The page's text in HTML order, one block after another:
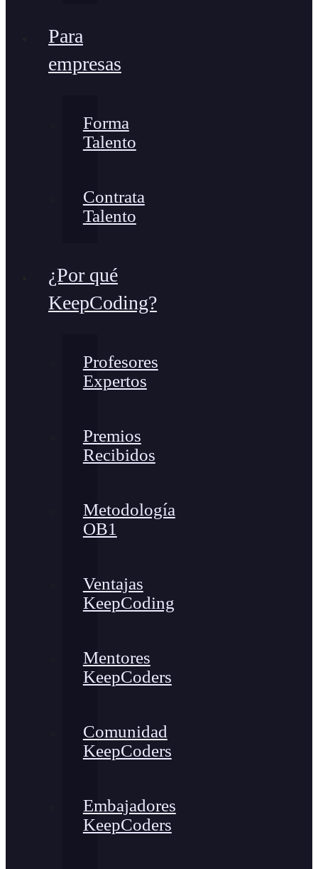
Para
empresas
Forma
Talento
Contrata
Talento
¿Por qué
KeepCoding?
Profesores
Expertos
Premios
Recibidos
Metodología
OB1
Ventajas
KeepCoding
Mentores
KeepCoders
Comunidad
KeepCoders
Embajadores
KeepCoders